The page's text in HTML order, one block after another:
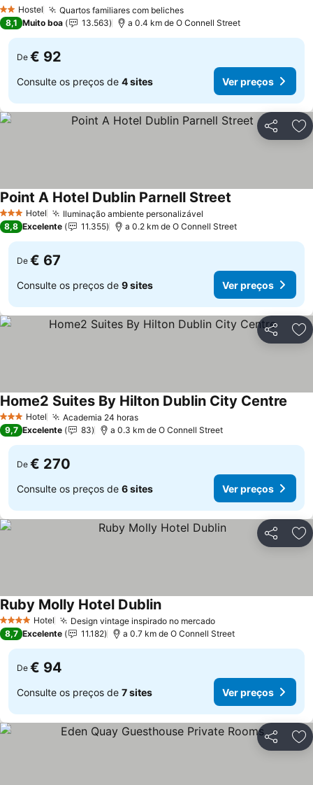
2 Estrelas
Hostel Quartos familiares com belichesVer preços
8,1 Muito boa 13.563 a 0.4 km de O Connell Street
De € 92
Consulte os preços de 4 sites Ver preços
Partilhar
3 EstrelasHotel Iluminação ambiente personalizável
Point A Hotel Dublin Parnell Street
8,8 Excelente 11.355 a 0.2 km de O Connell Street
De € 67
Consulte os preços de 9 sites Ver preços
Partilhar
3 EstrelasHotel Academia 24 horasVer preços
Home2 Suites By Hilton Dublin City Centre
9,7 Excelente 83 a 0.3 km de O Connell Street
De € 270
Consulte os preços de 6 sites Ver preços
Partilhar
4 EstrelasHotel Design vintage inspirado no mercadoVer preços
Ruby Molly Hotel DublinVer preços
8,7 Excelente 11.182 a 0.7 km de O Connell Street
De € 94
Consulte os preços de 7 sites Ver preços
Partilhar